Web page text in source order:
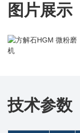
图片展示
技术参数